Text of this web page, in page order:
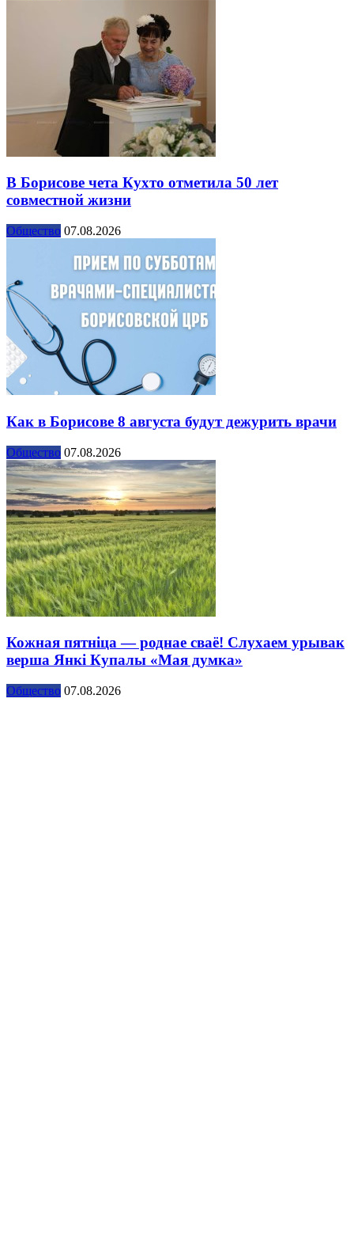
В Борисове чета Кухто отметила 50 лет
совместной жизни
Общество 07.08.2026
Как в Борисове 8 августа будут дежурить врачи
Общество 07.08.2026
Кожная пятніца — роднае сваё! Слухаем урывак
верша Янкі Купалы «Мая думка»
Общество 07.08.2026